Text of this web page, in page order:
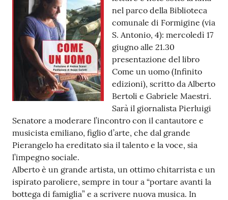
Tutti
gli
Seguici
su
nel parco della Biblioteca
comunale di Formigine (via
S. Antonio, 4): mercoledì 17
giugno alle 21.30
presentazione del libro
Come un uomo (Infinito
edizioni), scritto da Alberto
Bertoli e Gabriele Maestri.
Sarà il giornalista Pierluigi
Senatore a moderare l’incontro con il cantautore e
musicista emiliano, figlio d’arte, che dal grande
Pierangelo ha ereditato sia il talento e la voce, sia
l’impegno sociale.
Alberto è un grande artista, un ottimo chitarrista e un
ispirato paroliere, sempre in tour a “portare avanti la
bottega di famiglia” e a scrivere nuova musica. In